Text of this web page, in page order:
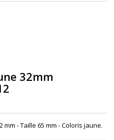
32mm
- Taille 65 mm - Coloris jaune.